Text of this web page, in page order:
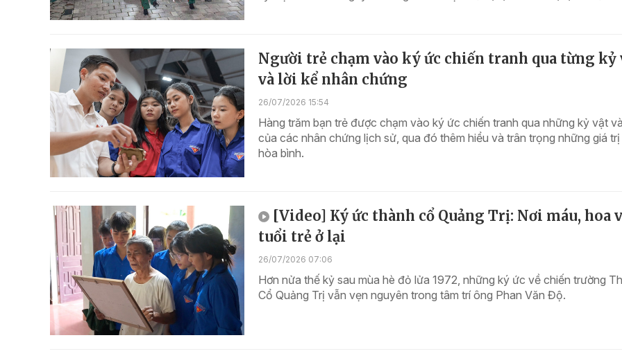
Người trẻ chạm vào ký ức chiến tranh qua từng kỷ
và lời kể nhân chứng
26/07/2026 15:54
Hàng trăm bạn trẻ được chạm vào ký ức chiến tranh qua những kỷ vật
của các nhân chứng lịch sử, qua đó thêm hiểu và trân trọng những giá
hòa bình.
[Video] Ký ức thành cổ Quảng Trị: Nơi máu, hoa
tuổi trẻ ở lại
26/07/2026 07:06
Hơn nửa thế kỷ sau mùa hè đỏ lửa 1972, những ký ức về chiến trường
Cổ Quảng Trị vẫn vẹn nguyên trong tâm trí ông Phan Văn Độ.